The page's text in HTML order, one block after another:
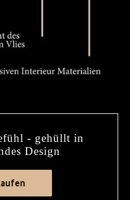
- gehüllt in
Design